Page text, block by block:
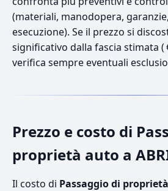
(materiali, manodopera,
esecuzione). Se il prezzo si
significativo dalla fascia stimata (
verifica sempre eventuali
Prezzo e costo di
proprietà auto a
Il costo di Passaggio di